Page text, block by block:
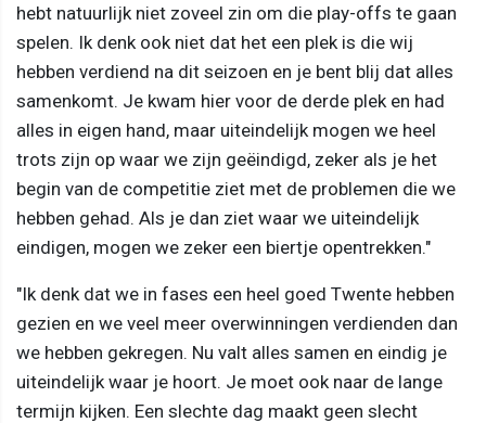
hebt natuurlijk niet zoveel zin om die play-offs te gaan
spelen. Ik denk ook niet dat het een plek is die wij
hebben verdiend na dit seizoen en je bent blij dat alles
samenkomt. Je kwam hier voor de derde plek en had
alles in eigen hand, maar uiteindelijk mogen we heel
trots zijn op waar we zijn geëindigd, zeker als je het
begin van de competitie ziet met de problemen die we
hebben gehad. Als je dan ziet waar we uiteindelijk
eindigen, mogen we zeker een biertje opentrekken."
"Ik denk dat we in fases een heel goed Twente hebben
gezien en we veel meer overwinningen verdienden dan
we hebben gekregen. Nu valt alles samen en eindig je
uiteindelijk waar je hoort. Je moet ook naar de lange
termijn kijken. Een slechte dag maakt geen slecht